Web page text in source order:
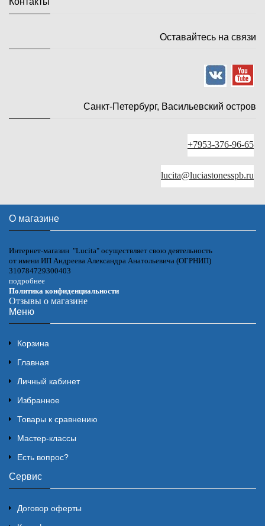
Оставайтесь на связи
Санкт-Петербург, Васильевский остров
+7953-376-96-65
lucita@luciastonesspb.ru
О магазине
Интернет-магазин "Lucita" осуществляет свою деятельность
от имени ИП Андреева Александра Анатольевича (ОГРНИП)
310784729300403
подробнее
Политика конфиденциальности
Отзывы о магазине
Меню
Корзина
Главная
Личный кабинет
Избранное
Товары к сравнению
Мастер-классы
Есть вопрос?
Сервис
Договор оферты